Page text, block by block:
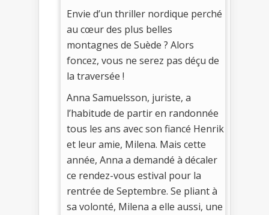
Envie d’un thriller nordique perché
au cœur des plus belles
montagnes de Suède ? Alors
foncez, vous ne serez pas déçu de
la traversée !
Anna Samuelsson, juriste, a
l’habitude de partir en randonnée
tous les ans avec son fiancé Henrik
et leur amie, Milena. Mais cette
année, Anna a demandé à décaler
ce rendez-vous estival pour la
rentrée de Septembre. Se pliant à
sa volonté, Milena a elle aussi, une